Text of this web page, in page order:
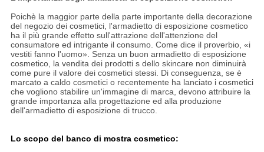
Poichè la maggior parte della parte importante della decorazione
del negozio dei cosmetici, l'armadietto di esposizione cosmetico
ha il più grande effetto sull'attrazione dell'attenzione del
consumatore ed intrigante il consumo. Come dice il proverbio, «i
vestiti fanno l'uomo». Senza un buon armadietto di esposizione
cosmetico, la vendita dei prodotti s dello skincare non diminuirà
come pure il valore dei cosmetici stessi. Di conseguenza, se è
marcato a caldo cosmetici o recentemente ha lanciato i cosmetici
che vogliono stabilire un'immagine di marca, devono attribuire la
grande importanza alla progettazione ed alla produzione
dell'armadietto di esposizione di trucco.
Lo scopo del banco di mostra cosmetico: